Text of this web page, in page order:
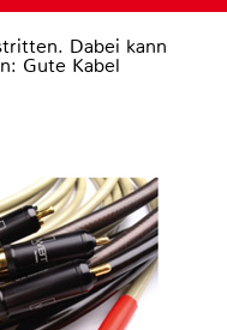
Dabei kann
Gute Kabel